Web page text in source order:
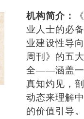
机构简介：
业人士的必
业建设性导
周刊》的五
全——涵盖一
真知灼见，
动态来理解
的价值引导。